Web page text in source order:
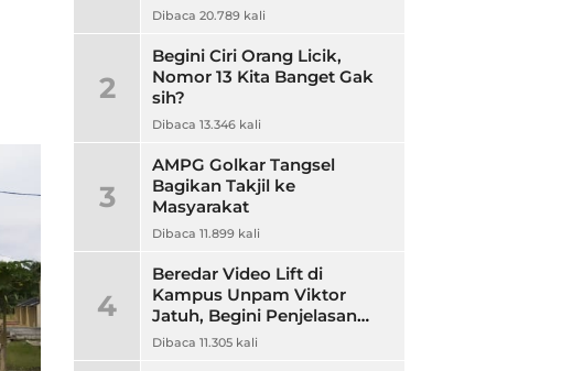
Dibaca 20.789 kali
2
Begini Ciri Orang Licik,
Nomor 13 Kita Banget Gak
sih?
Dibaca 13.346 kali
3
AMPG Golkar Tangsel
Bagikan Takjil ke
Masyarakat
Dibaca 11.899 kali
4
Beredar Video Lift di
Kampus Unpam Viktor
Jatuh, Begini Penjelasan
Rektor Unpam
Dibaca 11.305 kali